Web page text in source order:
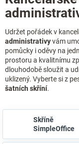
Udržet pořádek v
administrativyvám
pomůcky i oděvy na
prostoru a kvalitnímu
dlouhodobě sloužit a
uklizený. Vyberte si z
šatních skříní.
Skříně
SimpleOffice